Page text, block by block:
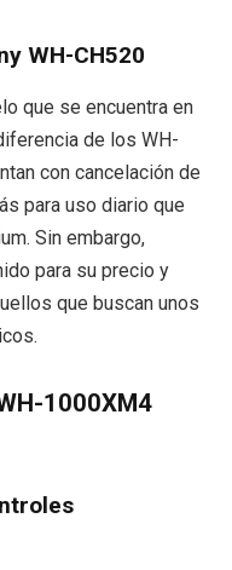
WH-CH520
que se encuentra en
de los WH-
con cancelación de
para uso diario que
Sin embargo,
para su precio y
que buscan unos
1000XM4